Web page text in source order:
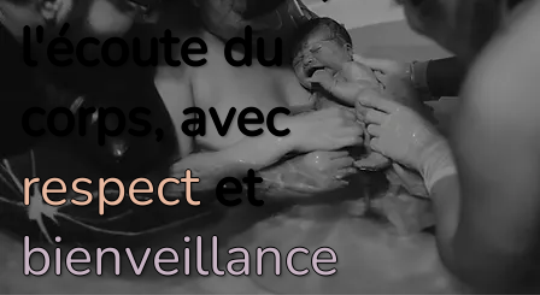
l'écoutedu
corps, avec
respectet
bienveillance